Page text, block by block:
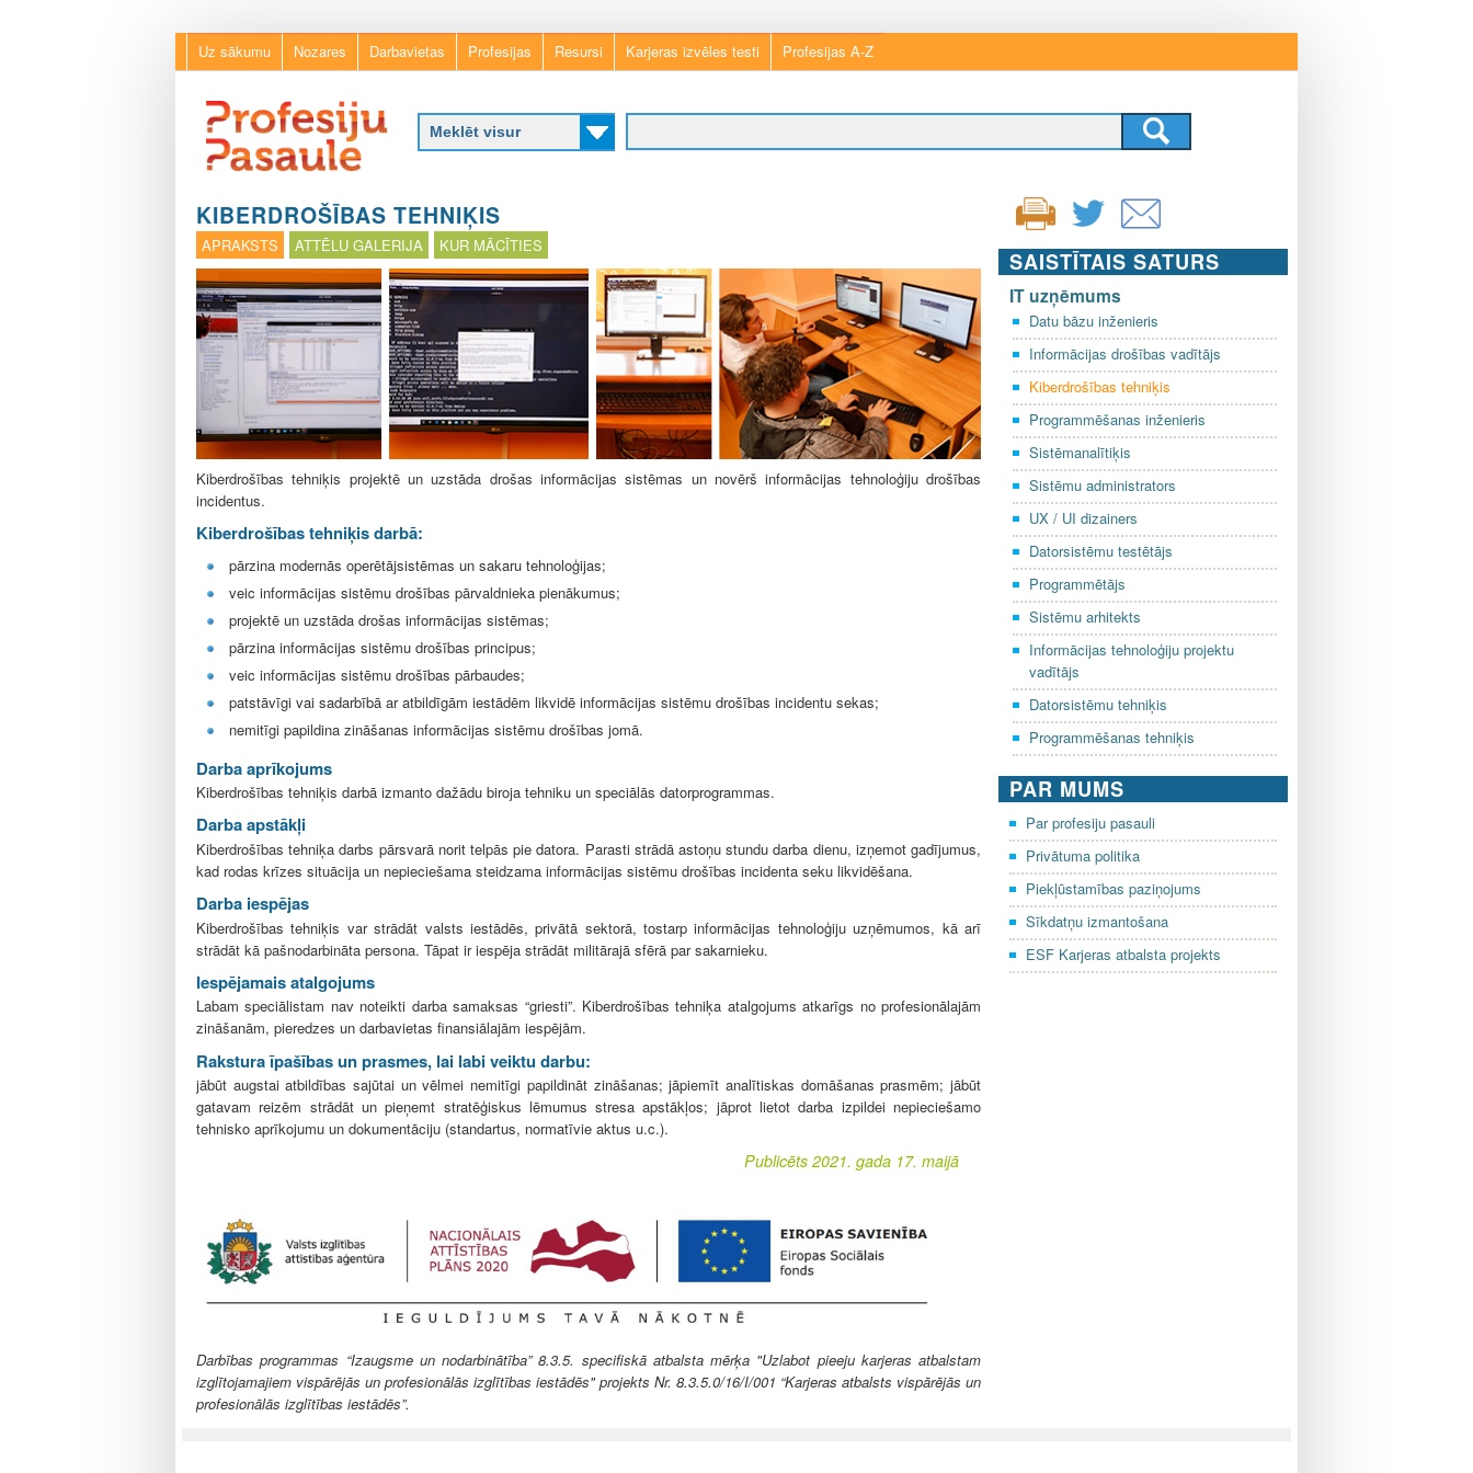
Skip
to
Uz sākumu Nozares Darbavietas Profesijas Resursi Karjeras izvēles testi Profesijas A-Z
r
o
f
e
s
i
j
u
a
s
a
u
l
KIBERDROŠĪBAS TEHNIĶIS
APRAKSTS ATTĒLU GALERIJA KUR MĀCĪTIES
Kiberdrošības tehniķis projektē un uzstāda drošas informācijas sistēmas un novērš informācijas tehnoloģiju drošības
incidentus.
Kiberdrošības tehniķis darbā:
pārzina modernās operētājsistēmas un sakaru tehnoloģijas;
veic informācijas sistēmu drošības pārvaldnieka pienākumus;
projektē un uzstāda drošas informācijas sistēmas;
pārzina informācijas sistēmu drošības principus;
veic informācijas sistēmu drošības pārbaudes;
patstāvīgi vai sadarbībā ar atbildīgām iestādēm likvidē informācijas sistēmu drošības incidentu sekas;
nemitīgi papildina zināšanas informācijas sistēmu drošības jomā.
Darba aprīkojums
Kiberdrošības tehniķis darbā izmanto dažādu biroja tehniku un speciālās datorprogrammas.
Darba apstākļi
Kiberdrošības tehniķa darbs pārsvarā norit telpās pie datora. Parasti strādā astoņu stundu darba dienu, izņemot gadījumus,
kad rodas krīzes situācija un nepieciešama steidzama informācijas sistēmu drošības incidenta seku likvidēšana.
Darba iespējas
Kiberdrošības tehniķis var strādāt valsts iestādēs, privātā sektorā, tostarp informācijas tehnoloģiju uzņēmumos, kā arī
strādāt kā pašnodarbināta persona. Tāpat ir iespēja strādāt militārajā sfērā par sakarnieku.
Iespējamais atalgojums
Labam speciālistam nav noteikti darba samaksas “griesti”. Kiberdrošības tehniķa atalgojums atkarīgs no profesionālajām
zināšanām, pieredzes un darbavietas finansiālajām iespējām.
Rakstura īpašības un prasmes, lai labi veiktu darbu:
jābūt augstai atbildības sajūtai un vēlmei nemitīgi papildināt zināšanas; jāpiemīt analītiskas domāšanas prasmēm; jābūt
gatavam reizēm strādāt un pieņemt stratēģiskus lēmumus stresa apstākļos; jāprot lietot darba izpildei nepieciešamo
tehnisko aprīkojumu un dokumentāciju (standartus, normatīvie aktus u.c.).
Publicēts 2021. gada 17. maijā
Darbības programmas “Izaugsme un nodarbinātība” 8.3.5. specifiskā atbalsta mērķa "Uzlabot pieeju karjeras atbalstam
izglītojamajiem vispārējās un profesionālās izglītības iestādēs" projekts Nr. 8.3.5.0/16/I/001 “Karjeras atbalsts vispārējās un
profesionālās izglītības iestādēs”.
SAISTĪTAIS SATURS
IT uzņēmums
Datu bāzu inženieris
Informācijas drošības vadītājs
Kiberdrošības tehniķis
Programmēšanas inženieris
Sistēmanalītiķis
Sistēmu administrators
UX / UI dizainers
Datorsistēmu testētājs
Programmētājs
Sistēmu arhitekts
Informācijas tehnoloģiju projektu
vadītājs
Datorsistēmu tehniķis
Programmēšanas tehniķis
PAR MUMS
Par profesiju pasauli
Privātuma politika
Piekļūstamības paziņojums
Sīkdatņu izmantošana
ESF Karjeras atbalsta projekts